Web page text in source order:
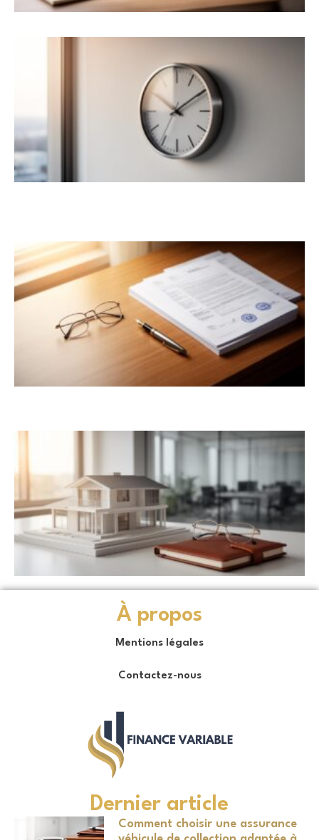
À propos
Mentions légales
Contactez-nous
Dernier article
Comment choisir une assurance